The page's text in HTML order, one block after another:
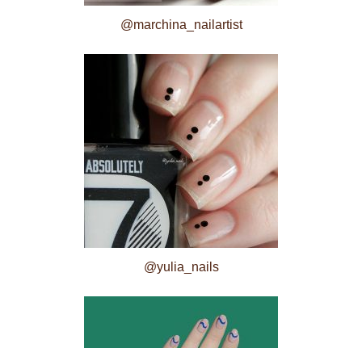
@marchina_nailartist
@yulia_nails